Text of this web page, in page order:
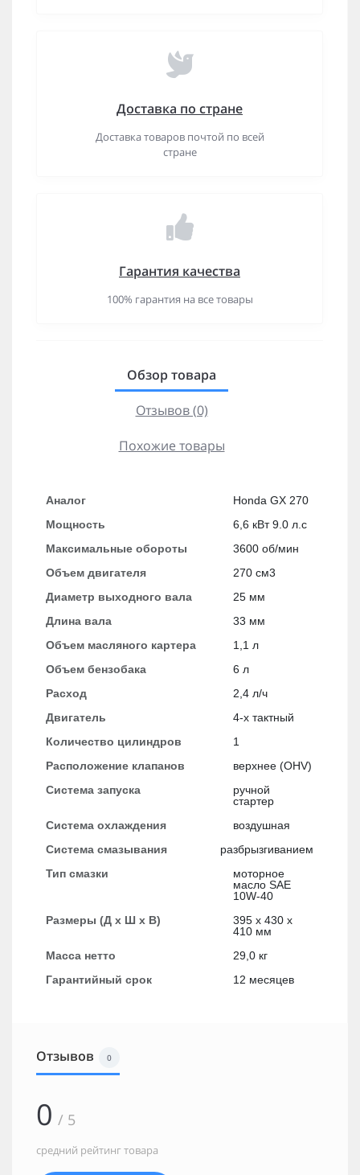
Доставка по стране
Доставка товаров почтой по всей
стране
Гарантия качества
100% гарантия на все товары
Обзор товара
Отзывов (0)
Похожие товары
Аналог
Honda GX 270
Мощность
6,6 кВт 9.0 л.с
Максимальные обороты
3600 об/мин
Объем двигателя
270 см3
Диаметр выxодного вала
25 мм
Длина вала
33 мм
Объем масляного картера
1,1 л
Объем бензобака
6 л
Расxод
2,4 л/ч
Двигатель
4-x тактный
Количество цилиндров
1
Расположение клапанов
верxнее (OHV)
Система запуска
ручной
стартер
Система оxлаждения
воздушная
Система смазывания
разбрызгиванием
Тип смазки
моторное
масло SAE
10W-40
Размеры (Д x Ш x В)
395 x 430 x
410 мм
Масса нетто
29,0 кг
Гарантийный срок
12 месяцев
Отзывов 0
0 / 5
средний рейтинг товара